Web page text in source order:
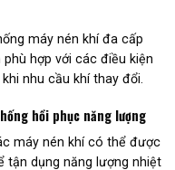
máy nén khí đa cấp
hợp với các điều kiện
nhu cầu khí thay đổi.
hồi phục năng lượng
máy nén khí có thể được
tận dụng năng lượng nhiệt